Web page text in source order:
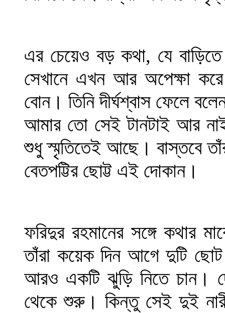
এর চেয়েও বড় কথা, যে
সেখানে এখন আর অপেক্ষা
বোন। তিনি দীর্ঘশ্বাস ফেলে
আমার তো সেই টানটাই আর
শুধু স্মৃতিতেই আছে। বাস্তবে তাঁর
বেতপট্টির ছোট্ট এই দোকান।
ফরিদুর রহমানের সঙ্গে কথার
তাঁরা কয়েক দিন আগে দুটি ছোট
আরও একটি ঝুড়ি নিতে চান।
থেকে শুরু। কিন্তু সেই দুই